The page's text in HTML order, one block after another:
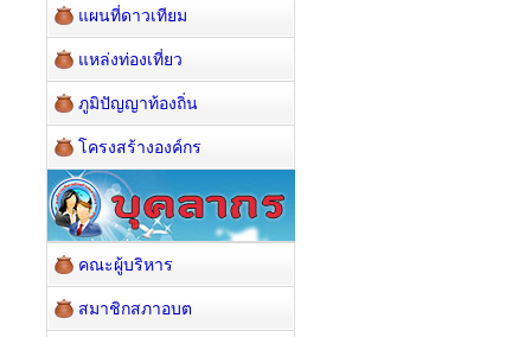
แผนที่ดาวเทียม
แหล่งท่องเที่ยว
ภูมิปัญญาท้องถิ่น
โครงสร้างองค์กร
คณะผู้บริหาร
สมาชิกสภาอบต